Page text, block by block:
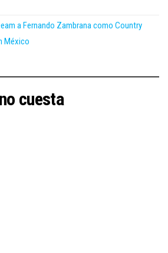
a Fernando Zambrana como Country
México
cuesta